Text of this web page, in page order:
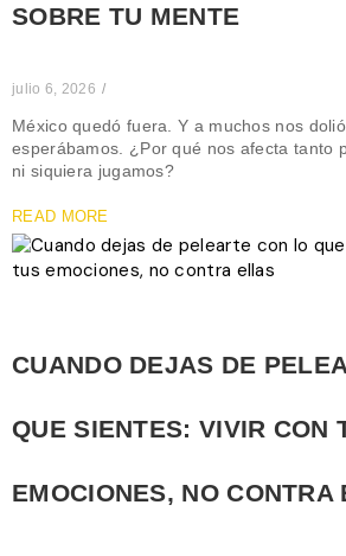
SOBRE TU MENTE
julio 6, 2026 /
México quedó fuera. Y a muchos nos
esperábamos. ¿Por qué nos afecta tanto
ni siquiera jugamos?
READ MORE
CUANDO DEJAS DE
QUE SIENTES: VIVIR CON
EMOCIONES, NO CONTRA